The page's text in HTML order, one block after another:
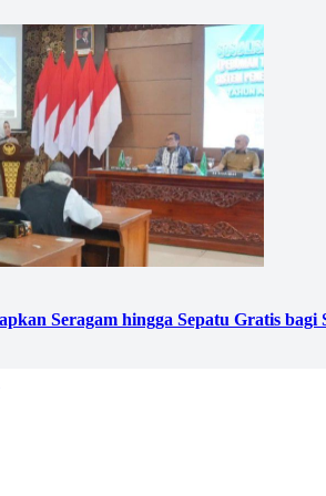
Seragam hingga Sepatu Gratis bagi